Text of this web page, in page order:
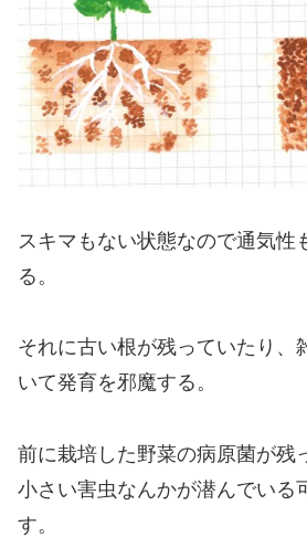
スキマもない状態なので通気性
る。
それに古い根が残っていたり、
いて発育を邪魔する。
前に栽培した野菜の病原菌が残
小さい害虫なんかが潜んでいる
す。